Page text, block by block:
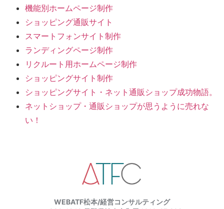
機能別ホームページ制作
ショッピング通販サイト
スマートフォンサイト制作
ランディングページ制作
リクルート用ホームページ制作
ショッピングサイト制作
ショッピングサイト・ネット通販ショップ成功物語。
ネットショップ・通販ショップが思うように売れな
い！
WEBATF松本/経営コンサルティング